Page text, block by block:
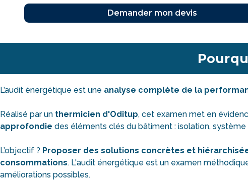
L’audit énergétique est une analyse complète de la
Réalisé par un thermicien d'Oditup, cet examen met en
approfondie des éléments clés du bâtiment : isolation, système
L’objectif ? Proposer des solutions concrètes et
consommations. L'audit énergétique est un examen
améliorations possibles.